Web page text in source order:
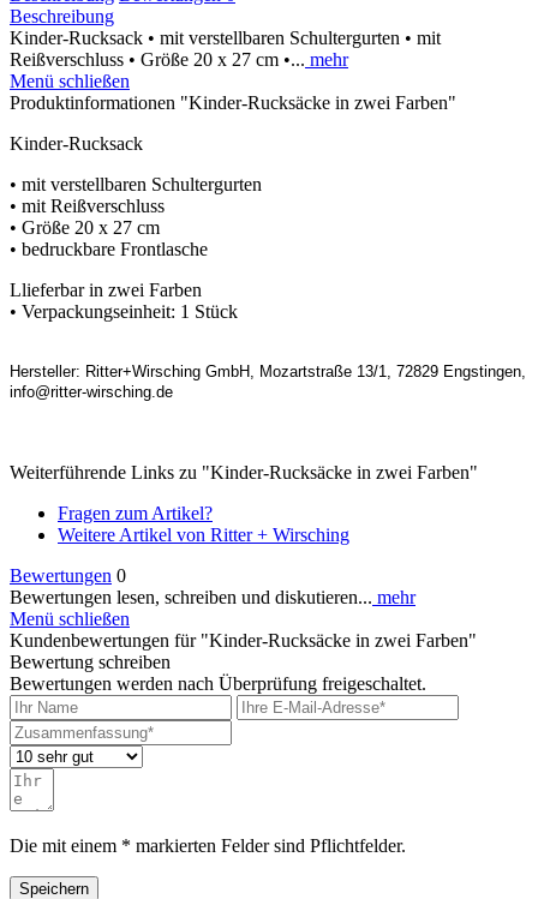
Beschreibung
Kinder-Rucksack • mit verstellbaren Schultergurten • mit
Reißverschluss • Größe 20 x 27 cm •... mehr
Menü schließen
Produktinformationen "Kinder-Rucksäcke in zwei Farben"
Kinder-Rucksack
• mit verstellbaren Schultergurten
• mit Reißverschluss
• Größe 20 x 27 cm
• bedruckbare Frontlasche
Llieferbar in zwei Farben
• Verpackungseinheit: 1 Stück
Hersteller: Ritter+Wirsching GmbH, Mozartstraße 13/1, 72829 Engstingen,
info@ritter-wirsching.de
Weiterführende Links zu "Kinder-Rucksäcke in zwei Farben"
Fragen zum Artikel?
Weitere Artikel von Ritter + Wirsching
Bewertungen 0
Bewertungen lesen, schreiben und diskutieren... mehr
Menü schließen
Kundenbewertungen für "Kinder-Rucksäcke in zwei Farben"
Bewertung schreiben
Bewertungen werden nach Überprüfung freigeschaltet.
Die mit einem * markierten Felder sind Pflichtfelder.
Speichern